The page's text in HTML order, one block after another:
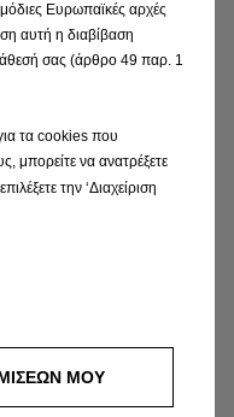
προγράμματος)
Ευρωπαϊκές αρχές
αυτή η διαβίβαση
σας (άρθρο 49 παρ. 1
τα cookies που
μπορείτε να ανατρέξετε
την ‘Διαχείριση
ΜΟΥ